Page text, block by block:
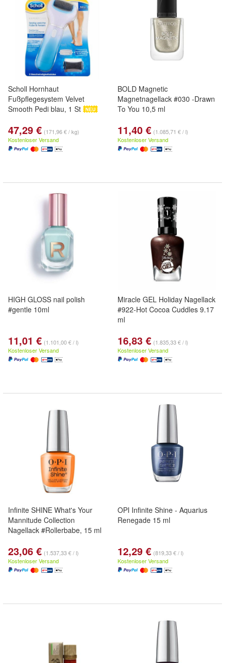
Scholl Hornhaut
Fußpflegesystem Velvet
Smooth Pedi blau, 1 St
47,29 € (171,96 € / kg)
Kostenloser Versand
BOLD Magnetic
Magnetnagellack #030 -Drawn
To You 10,5 ml
11,40 € (1.085,71 € / l)
Kostenloser Versand
HIGH GLOSS nail polish
#gentle 10ml
11,01 € (1.101,00 € / l)
Kostenloser Versand
Miracle GEL Holiday Nagellack
#922-Hot Cocoa Cuddles 9.17
ml
16,83 € (1.835,33 € / l)
Kostenloser Versand
Infinite SHINE What's Your
Mannitude Collection
Nagellack #Rollerbabe, 15 ml
23,06 € (1.537,33 € / l)
Kostenloser Versand
OPI Infinite Shine - Aquarius
Renegade 15 ml
12,29 € (819,33 € / l)
Kostenloser Versand